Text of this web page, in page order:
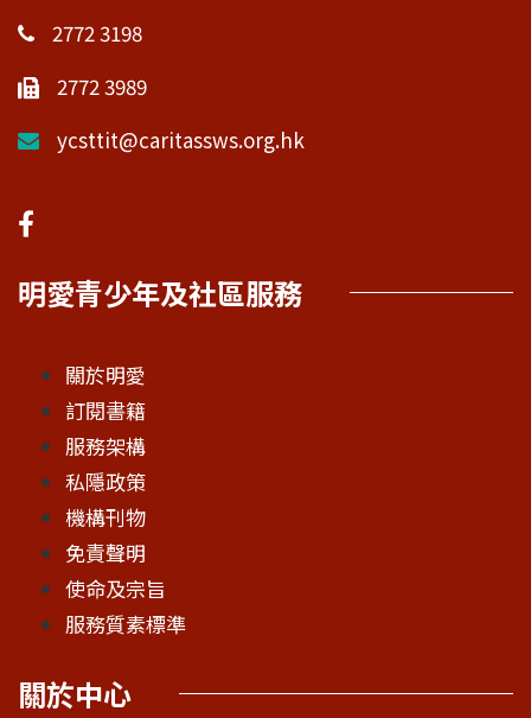
2772 3198
2772 3989
ycsttit@caritassws.org.hk
明愛青少年及社區服務
關於明愛
訂閱書籍
服務架構
私隱政策
機構刊物
免責聲明
使命及宗旨
服務質素標準
關於中心